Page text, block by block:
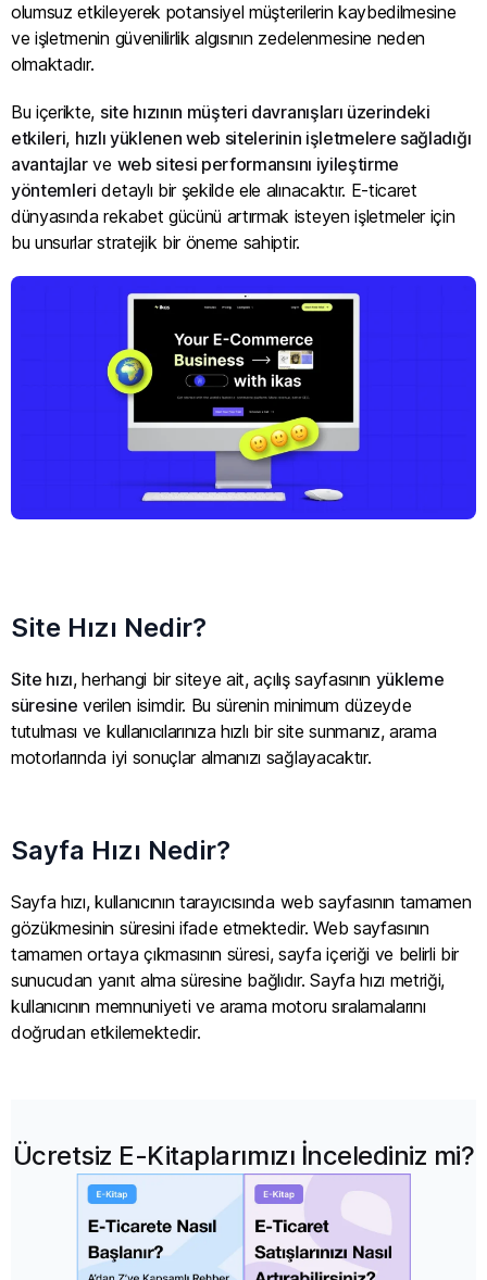
olumsuz etkileyerek potansiyel müşterilerin kaybedilmesine
ve işletmenin güvenilirlik algısının zedelenmesine neden
olmaktadır.
Bu içerikte, site hızının müşteri davranışları üzerindeki
etkileri, hızlı yüklenen web sitelerinin işletmelere sağladığı
avantajlarve web sitesi performansını iyileştirme
yöntemleri detaylı bir şekilde ele alınacaktır. E-ticaret
dünyasında rekabet gücünü artırmak isteyen işletmeler için
bu unsurlar stratejik bir öneme sahiptir.
Site Hızı Nedir?
Site hızı, herhangi bir siteye ait, açılış sayfasının yükleme
süresine verilen isimdir. Bu sürenin minimum düzeyde
tutulması ve kullanıcılarınıza hızlı bir site sunmanız, arama
motorlarında iyi sonuçlar almanızı sağlayacaktır.
Sayfa Hızı Nedir?
Sayfa hızı, kullanıcının tarayıcısında web sayfasının tamamen
gözükmesinin süresini ifade etmektedir. Web sayfasının
tamamen ortaya çıkmasının süresi, sayfa içeriği ve belirli bir
sunucudan yanıt alma süresine bağlıdır. Sayfa hızı metriği,
kullanıcının memnuniyeti ve arama motoru sıralamalarını
doğrudan etkilemektedir.
Ücretsiz E-Kitaplarımızı İncelediniz mi?